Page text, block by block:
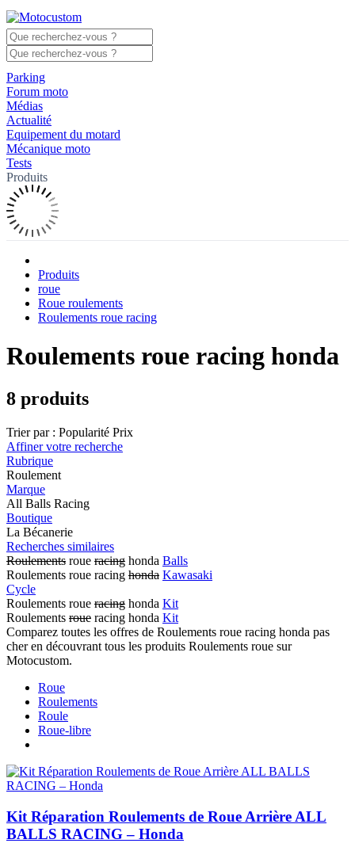
Parking
Forum moto
Médias
Actualité
Equipement du motard
Mécanique moto
Tests
Produits
Produits
roue
Roue roulements
Roulements roue racing
Roulements roue racing honda
8 produits
Trier par : Popularité Prix
Affiner votre recherche
Rubrique
Roulement
Marque
All Balls Racing
Boutique
La Bécanerie
Recherches similaires
Roulements roue racing honda Balls
Roulements roue racing honda Kawasaki
Cycle
Roulements roue racing honda Kit
Roulements roue racing honda Kit
Comparez toutes les offres de Roulements roue racing honda pas
cher en découvrant tous les produits Roulements roue sur
Motocustom.
Roue
Roulements
Roule
Roue-libre
Kit Réparation Roulements de Roue Arrière ALL
BALLS RACING – Honda